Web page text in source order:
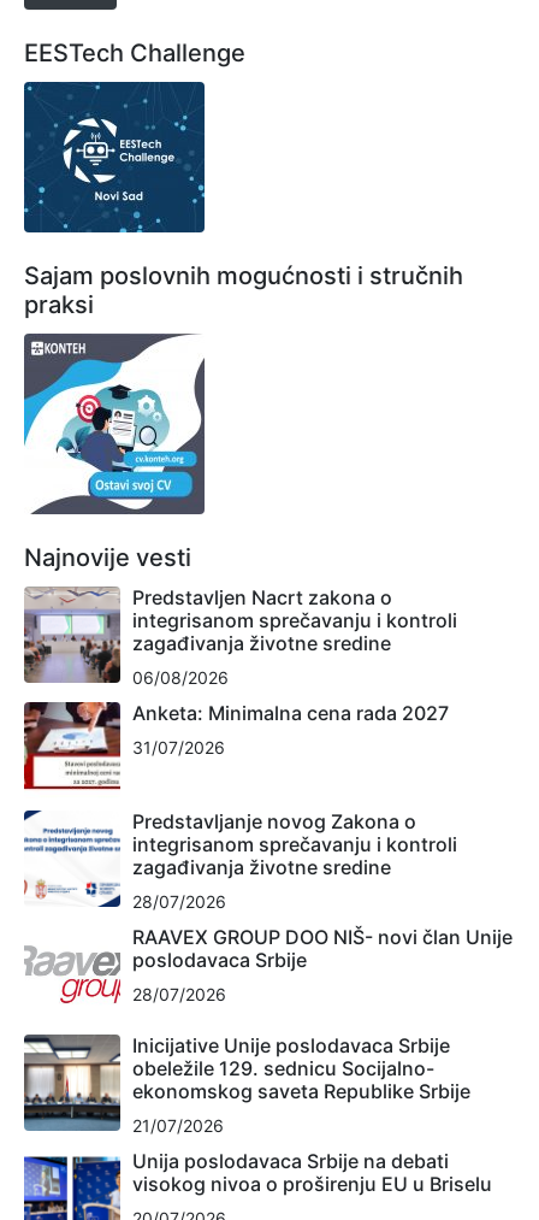
EESTech Challenge
Sajam poslovnih mogućnosti i stručnih
praksi
Najnovije vesti
Predstavljen Nacrt zakona o
integrisanom sprečavanju i kontroli
zagađivanja životne sredine
06/08/2026
Anketa: Minimalna cena rada 2027
31/07/2026
Predstavljanje novog Zakona o
integrisanom sprečavanju i kontroli
zagađivanja životne sredine
28/07/2026
RAAVEX GROUP DOO NIŠ- novi član Unije
poslodavaca Srbije
28/07/2026
Inicijative Unije poslodavaca Srbije
obeležile 129. sednicu Socijalno-
ekonomskog saveta Republike Srbije
21/07/2026
Unija poslodavaca Srbije na debati
visokog nivoa o proširenju EU u Briselu